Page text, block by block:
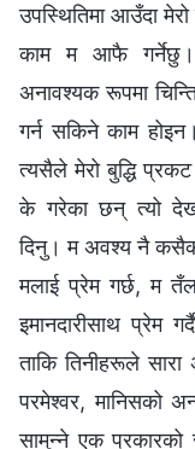
उपस्थितिमा आउँदा
काम म आफै गर्नेछु।
अनावश्यक रूपमा
गर्न सकिने काम
त्यसैले मेरो बुद्धि
के गरेका छन् त्यो
दिनु। म अवश्य नै
मलाई प्रेम गर्छ, म
इमानदारीसाथ प्रेम
ताकि तिनीहरूले
परमेश्‍वर, मानिसको
सामुन्ने एक प्रकारको